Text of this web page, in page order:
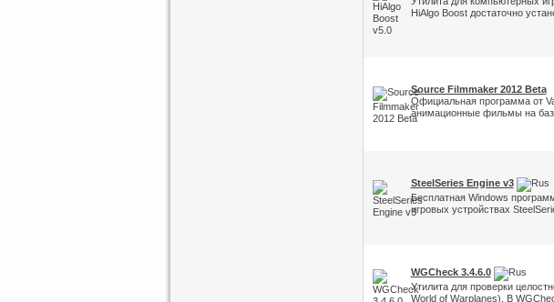
HiAlgo Boost достаточно
Source Filmmaker 2012 Beta
Официальная программа от
анимационные фильмы на
SteelSeries Engine v3
Бесплатная Windows
игровых устройствах
WGCheck 3.4.6.0
Утилита для проверки
World of Warplanes). В